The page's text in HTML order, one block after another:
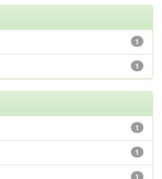
1
1
1
1
1